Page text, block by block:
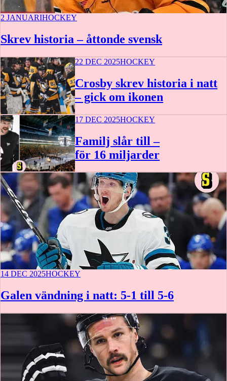
2 JANUARIHOCKEY
Skrev historia – åttonde svensk
22 DEC 2025HOCKEY
Crosby skrev historia i natt
– gick om ikonen
17 DEC 2025HOCKEY
Familj slår till –
för 16 miljarder
14 DEC 2025HOCKEY
Galen vändning i natt: 5-1 till 5-6